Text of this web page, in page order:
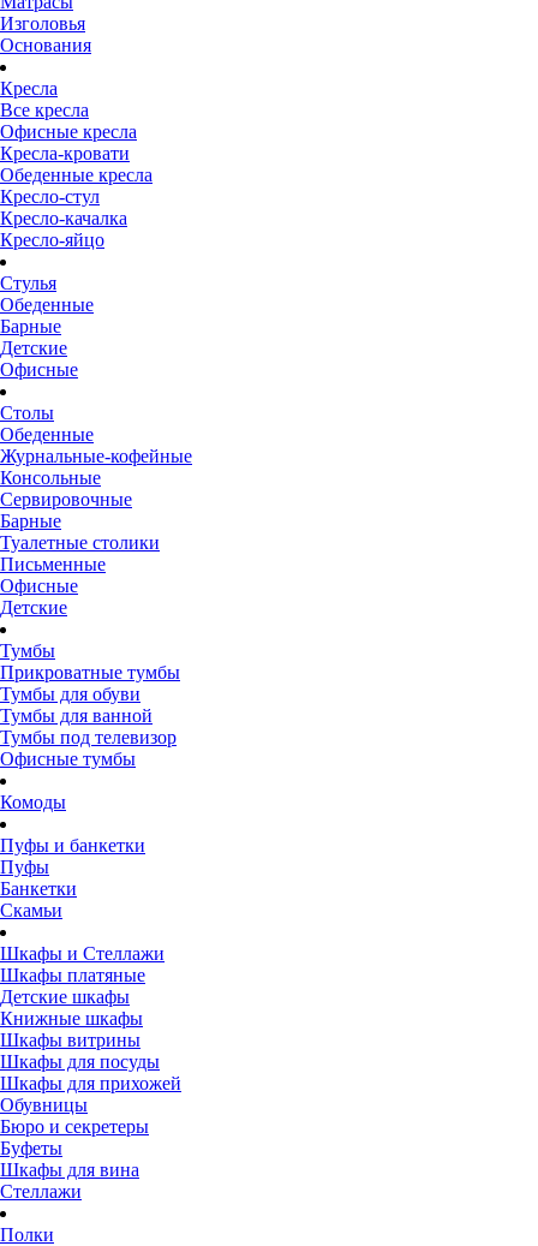
Изголовья
Основания
Кресла
Все кресла
Офисные кресла
Кресла-кровати
Обеденные кресла
Кресло-стул
Кресло-качалка
Кресло-яйцо
Стулья
Обеденные
Барные
Детские
Офисные
Столы
Обеденные
Журнальные-кофейные
Консольные
Сервировочные
Барные
Туалетные столики
Письменные
Офисные
Детские
Тумбы
Прикроватные тумбы
Тумбы для обуви
Тумбы для ванной
Тумбы под телевизор
Офисные тумбы
Комоды
Пуфы и банкетки
Пуфы
Банкетки
Скамьи
Шкафы и Стеллажи
Шкафы платяные
Детские шкафы
Книжные шкафы
Шкафы витрины
Шкафы для посуды
Шкафы для прихожей
Обувницы
Бюро и секретеры
Буфеты
Шкафы для вина
Стеллажи
Полки